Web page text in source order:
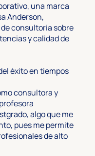
una marca
Anderson,
consultoría sobre
y calidad de
éxito en tiempos
consultora y
algo que me
pues me permite
de alto